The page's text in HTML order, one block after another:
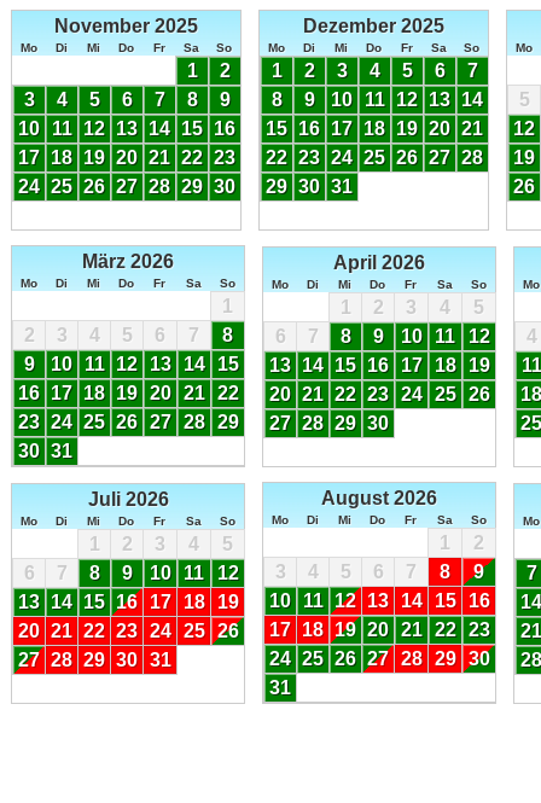
November 2025
Mo Di Mi Do Fr Sa So
1
2
3
4 5 6 7 8
9
10
11 12 13 14 15 16
17 18 19 20 21 22 23
24 25 26 27 28 29 30
Dezember 2025
Mo Di Mi Do Fr Sa So
1 2 3 4 5 6
7
8
9 10 11 12 13 14
15 16 17 18 19 20 21
22 23 24 25 26 27 28
29 30 31
Mo
5
12
19
26
März 2026
Mo Di Mi Do Fr Sa So
1
2
3 4 5 6 7
8
9
10 11 12 13 14
15
16 17 18 19 20 21
22
23 24 25 26 27 28
29
30 31
April 2026
Mo Di Mi Do Fr Sa So
1 2 3 4
5
6
7 8 9 10 11
12
13 14 15 16 17 18
19
20 21 22 23 24 25
26
27 28 29 30
Mo
4
11
18
25
Juli 2026
Mo Di Mi Do Fr Sa So
1 2 3 4
5
6
7 8 9 10 11
12
13 14 15 16 17 18
19
20 21 22 23 24 25
26
27 28 29 30 31
August 2026
Mo Di Mi Do Fr Sa So
1
2
3
4 5 6 7 8
9
10
11 12 13 14 15
16
17 18 19 20 21 22
23
24 25 26 27 28 29
30
31
Mo
7
14
21
28